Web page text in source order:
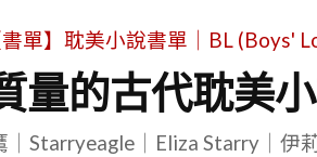
單】耽美小說書單｜BL (Boys'
量的古代耽美
｜Starryeagle｜Eliza Starry｜伊